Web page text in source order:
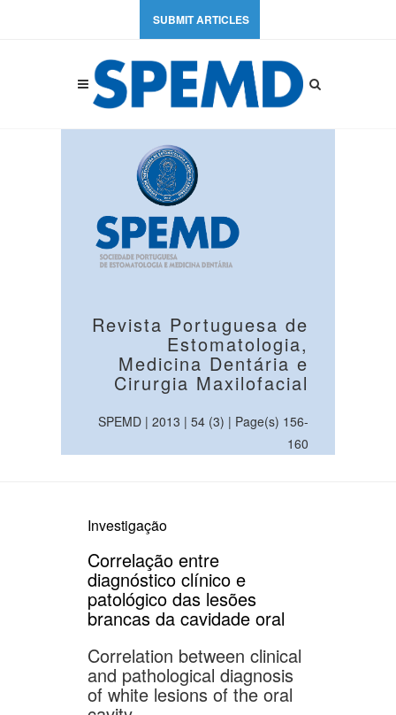
SUBMIT ARTICLES
Revista Portuguesa de
Estomatologia,
Medicina Dentária e
Cirurgia Maxilofacial
SPEMD | 2013 | 54 (3) | Page(s) 156-
160
Investigação
Correlação entre
diagnóstico clínico e
patológico das lesões
brancas da cavidade oral
Correlation between clinical
and pathological diagnosis
of white lesions of the oral